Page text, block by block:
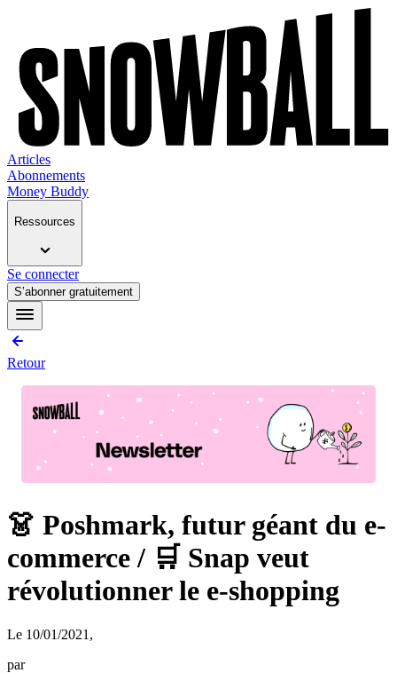
Articles
Abonnements
Money Buddy
Ressources
Se connecter
S’abonner gratuitement
Retour
👗 Poshmark, futur géant du e-
commerce / 🛒 Snap veut
révolutionner le e-shopping
Le 10/01/2021 ,
par